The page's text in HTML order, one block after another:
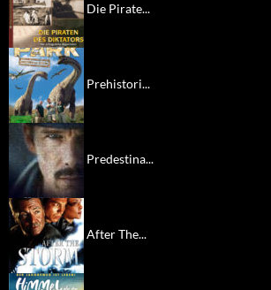
Die Pirate...
Prehistori...
Predestina...
After The...